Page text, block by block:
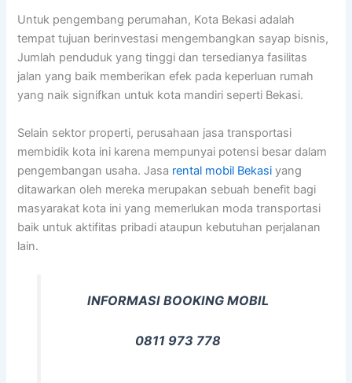
Untuk pengembang perumahan, Kota Bekasi adalah
tempat tujuan berinvestasi mengembangkan sayap bisnis,
Jumlah penduduk yang tinggi dan tersedianya fasilitas
jalan yang baik memberikan efek pada keperluan rumah
yang naik signifkan untuk kota mandiri seperti Bekasi.
Selain sektor properti, perusahaan jasa transportasi
membidik kota ini karena mempunyai potensi besar dalam
pengembangan usaha. Jasa rental mobil Bekasi yang
ditawarkan oleh mereka merupakan sebuah benefit bagi
masyarakat kota ini yang memerlukan moda transportasi
baik untuk aktifitas pribadi ataupun kebutuhan perjalanan
lain.
INFORMASI BOOKING MOBIL
0811 973 778